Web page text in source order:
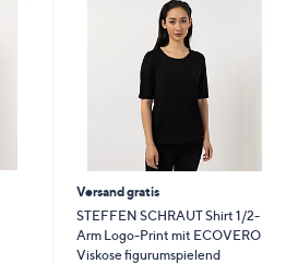
Versand gratis
STEFFEN SCHRAUT Shirt 1/2-
Arm Logo-Print mit ECOVERO
Viskose figurumspielend